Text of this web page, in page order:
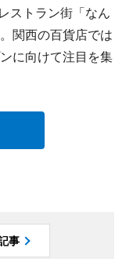
ストラン街「なん
関西の百貨店では
に向けて注目を集
事